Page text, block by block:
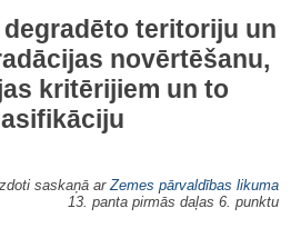
teritoriju un
novērtēšanu,
kritērijiem un to
saskaņā ar Zemes pārvaldības likuma
13. panta pirmās daļas 6. punktu